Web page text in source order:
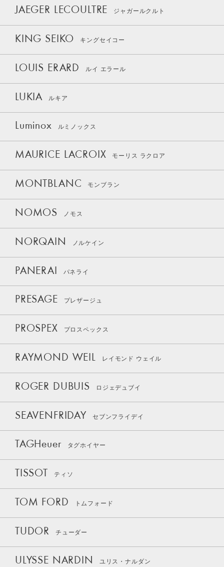
JAEGER LECOULTRE ジャガールクルト
KING SEIKO キングセイコー
LOUIS ERARD ルイ エラール
LUKIA ルキア
Luminox ルミノックス
MAURICE LACROIX モーリス ラクロア
MONTBLANC モンブラン
NOMOS ノモス
NORQAIN ノルケイン
PANERAI パネライ
PRESAGE プレザージュ
PROSPEX プロスペックス
RAYMOND WEIL レイモンド ウェイル
ROGER DUBUIS ロジェデュブイ
SEAVENFRIDAY セブンフライデイ
TAGHeuer タグホイヤー
TISSOT ティソ
TOM FORD トムフォード
TUDOR チューダー
ULYSSE NARDIN ユリス・ナルダン